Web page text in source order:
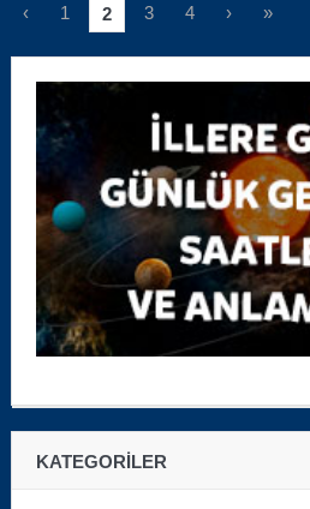
‹ 1 2 3 4 › »
KATEGORILER